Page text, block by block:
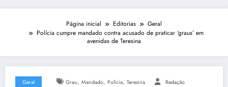
Página inicial Editorias
Geral
Polícia cumpre mandado contra acusado de praticar ‘graus’ em
avenidas de Teresina
Geral Grau, Mandado, Polícia, Teresina Redação